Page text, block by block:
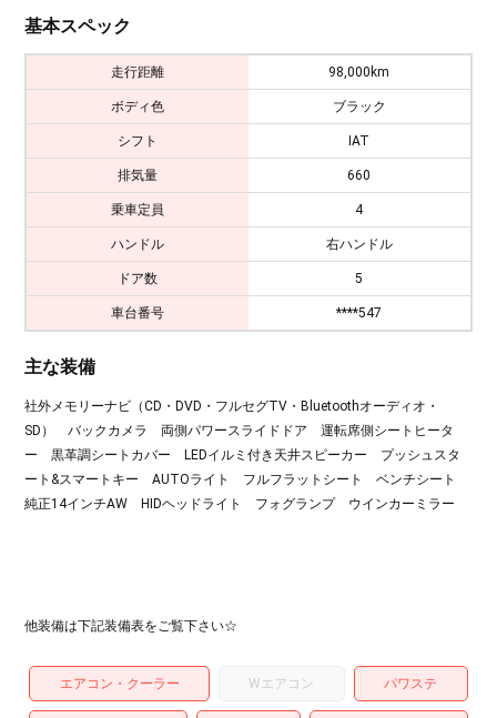
基本スペック
走行距離 98,000km
ボディ色 ブラック
シフト IAT
排気量 660
乗車定員 4
ハンドル 右ハンドル
ドア数 5
車台番号 ****547
主な装備
社外メモリーナビ（CD・DVD・フルセグTV・Bluetoothオーディオ・
SD） バックカメラ 両側パワースライドドア 運転席側シートヒータ
ー 黒革調シートカバー LEDイルミ付き天井スピーカー プッシュスタ
ート&スマートキー AUTOライト フルフラットシート ベンチシート
純正14インチAW HIDヘッドライト フォグランプ ウインカーミラー
他装備は下記装備表をご覧下さい☆
エアコン・クーラー Wエアコン パワステ